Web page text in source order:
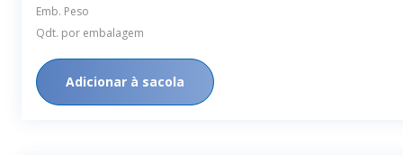
Emb. Peso
Qdt. por embalagem
Adicionar à sacola